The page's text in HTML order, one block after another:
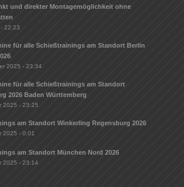
und direkter Montagemöglichkeit ohne
22:23
für alle Schießtrainings am Standort Berlin
2025 - 23:34
für alle Schießtrainings am Standort
2026 Baden Württemberg
2025 - 23:25
am Standort Winkerling Regensburg 2026
2025 - 0:01
am Standort München Nord 2026
2025 - 23:14